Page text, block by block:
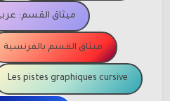
ميثاق القسم:
ميثاق القسم بالفرنسية
Les pistes graphiques cursive